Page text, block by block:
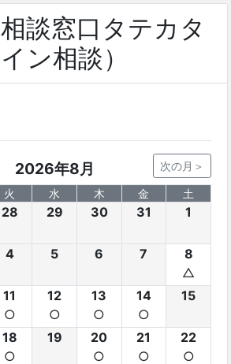
談窓口タテカタ
ン相談）
2026年8月 次の月＞
火 水 木 金 土
28 29 30 31 1
4 5 6 7
8
△
11
○
12
○
13
○
14
○
15
18
○
19
20
○
21
○
22
○